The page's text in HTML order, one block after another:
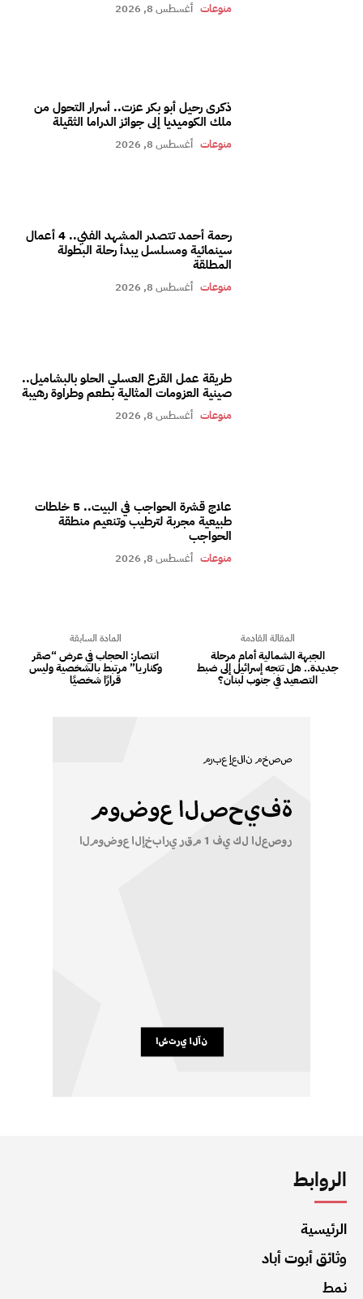
منوعات أغسطس 8, 2026
ذكرى رحيل أبو بكر عزت.. أسرار التحول من
ملك الكوميديا إلى جوائز الدراما الثقيلة
منوعات أغسطس 8, 2026
رحمة أحمد تتصدر المشهد الفني.. 4 أعمال
سينمائية ومسلسل يبدأ رحلة البطولة
المطلقة
منوعات أغسطس 8, 2026
طريقة عمل القرع العسلي الحلو بالبشاميل..
صينية العزومات المثالية بطعم وطراوة رهيبة
منوعات أغسطس 8, 2026
علاج قشرة الحواجب في البيت.. 5 خلطات
طبيعية مجربة لترطيب وتنعيم منطقة
الحواجب
منوعات أغسطس 8, 2026
المادة السابقة
انتصار: الحجاب في عرض “صقر
وكناريا” مرتبط بالشخصية وليس
قرارًا شخصيًا
المقالة القادمة
الجبهة الشمالية أمام مرحلة
جديدة.. هل تتجه إسرائيل إلى ضبط
التصعيد في جنوب لبنان؟
الروابط
الرئيسية
وثائق أبوت أباد
نمط